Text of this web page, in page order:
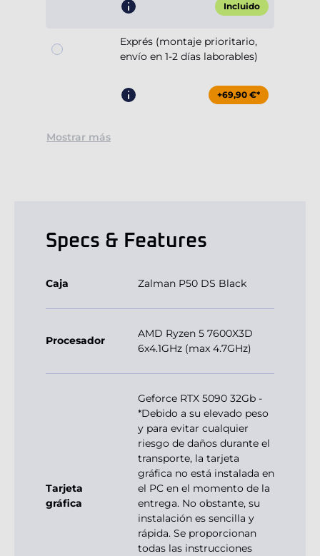
Incluido
Exprés (montaje prioritario,
envío en 1-2 días laborables)
+69,90 €*
Mostrar más
Specs & Features
Caja Zalman P50 DS Black
Procesador
AMD Ryzen 5 7600X3D
6x4.1GHz (max 4.7GHz)
Tarjeta
gráfica
Geforce RTX 5090 32Gb -
*Debido a su elevado peso
y para evitar cualquier
riesgo de daños durante el
transporte, la tarjeta
gráfica no está instalada en
el PC en el momento de la
entrega. No obstante, su
instalación es sencilla y
rápida. Se proporcionan
todas las instrucciones